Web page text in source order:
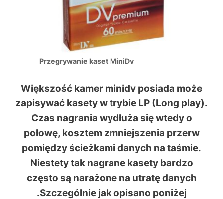
Przegrywanie kaset MiniDv
Większość kamer minidv posiada może
zapisywać kasety w trybie LP (Long play).
Czas nagrania wydłuża się wtedy o
połowę, kosztem zmniejszenia przerw
pomiędzy ścieżkami danych na taśmie.
Niestety tak nagrane kasety bardzo
często są narażone na utratę danych
.Szczególnie jak opisano poniżej